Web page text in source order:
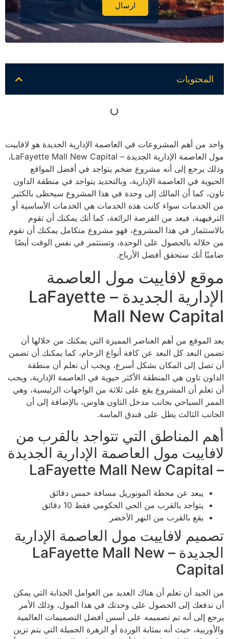
ارسال
Alternative:
المحتويات
واحد من أهم المشروعات في العاصمة الإدارية الجديدة هو لافاييت
مول العاصمة الإدارية الجديدة – LaFayette Mall New Capital،
وذلك يرجع إلى أنه مشروع ضخم يتواجد في أفضل المواقع
الحيوية في العاصمة الإدارية، وبالتحديد يتواجد في منطقة الداون
تاون، كما أن المالك إلى وحدة في هذا المشروع سيحظى بالكثير
من الخدمات سواء كانت هذه الخدمات هي الخدمات الأساسية أو
الترفيهية، فيعد من الفرصة الرائعة، كما أنك يمكنك أن تقوم
بالاستثمار في هذا المشروع، فهو مشروع متكامل يمكنك أن تقوم
من خلاله بالحصول على الوحدة، وتستثمر في نفس الوقت أيضًا
ضامنًا أنك ستحقق أفضل الأرباح.
موقع لافاييت مول العاصمة
الإدارية الجديدة – LaFayette
Mall New Capital
يعد الموقع من أهم العناصر المميزة التي يمكنك من خلالها أن
تضمن البعد كل البعد عن كافة أنواع الزحام، كما يمكنك أن تضمن
أن تصل إلى المكان بشكل أسرع، ويجب أن تعلم أن منطقة
الداون تاون هي المنطقة الأكثر حيوية في العاصمة الإدارية، ويجب
أن تعلم أن المشروع يقع على ثلاثة من الواجهات الرئيسية، وهي
الممر السياحي بجانب مدخل التاون هاوس، بالإضافة إلى أن
الجانب الثالث يطل على فندق الماسة.
أهم المناطق التي تتواجد بالقرب من
لافاييت مول العاصمة الإدارية الجديدة
– LaFayette Mall New Capital
يبعد عن محطة المونوريل مسافة خمس دقائق
يتواجد بالقرب من الحي الحكومي فقط 10 دقائق
يقع بالقرب من النهر الأخضر
تصميم لافاييت مول العاصمة الإدارية
الجديدة – LaFayette Mall New
Capital
من الجيد أن تعلم أن هناك العديد من العوامل الجذابة التي يمكن
أن تدفعك إلى الحصول على وحدتك في هذا المول، وذلك الأمر
يرجع إلى أنه تم تصميمه على أسس أفضل التصميمات العالمية
والأوربية، حيث أنه بمثابة الوردة أو الزهرة الجميلة التي يتم تزين